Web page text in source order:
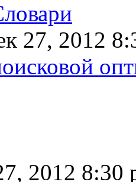
27, 2012
2012 8:30